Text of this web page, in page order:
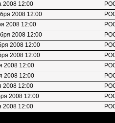
2008 12:00
2008 12:00
2008 12:00
2008 12:00
2008 12:00
2008 12:00
2008 12:00
2008 12:00
2008 12:00
2008 12:00
2008 12:00